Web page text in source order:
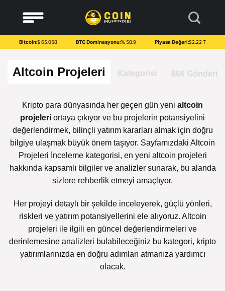
content
Bitcoin:$ 65.058 BTC Dominasyonu:% 58.9 Piyasa Değeri:$2.22 T
Altcoin Projeleri Kategorisi 866 Gönderi
Kripto para dünyasında her geçen gün yeni altcoin
projeleri ortaya çıkıyor ve bu projelerin potansiyelini
değerlendirmek, bilinçli yatırım kararları almak için doğru
bilgiye ulaşmak büyük önem taşıyor. Sayfamızdaki Altcoin
Projeleri İnceleme kategorisi, en yeni altcoin projeleri
hakkında kapsamlı bilgiler ve analizler sunarak, bu alanda
sizlere rehberlik etmeyi amaçlıyor.
Her projeyi detaylı bir şekilde inceleyerek, güçlü yönleri,
riskleri ve yatırım potansiyellerini ele alıyoruz. Altcoin
projeleri ile ilgili en güncel değerlendirmeleri ve
derinlemesine analizleri bulabileceğiniz bu kategori, kripto
yatırımlarınızda en doğru adımları atmanıza yardımcı
olacak.